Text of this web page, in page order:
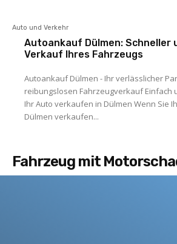
Auto und Verkehr
Autoankauf Dülmen: Schneller
Verkauf Ihres Fahrzeugs
Autoankauf Dülmen - Ihr verlässlicher
reibungslosen Fahrzeugverkauf Einfach
Ihr Auto verkaufen in Dülmen Wenn Sie
Dülmen verkaufen...
Fahrzeug mit